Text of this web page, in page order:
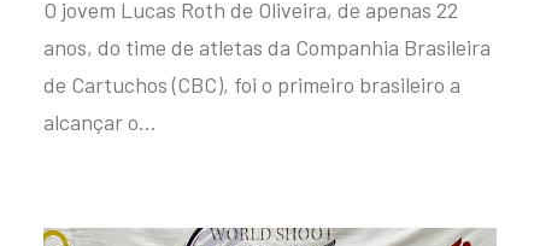
O jovem Lucas Roth de Oliveira, de apenas 22
anos, do time de atletas da Companhia Brasileira
de Cartuchos (CBC), foi o primeiro brasileiro a
alcançar o…